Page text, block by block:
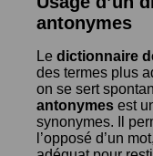
antonymes
Le dictionnaire
des termes plus
on se sert
antonymes est
synonymes. Il
l’opposé d’un